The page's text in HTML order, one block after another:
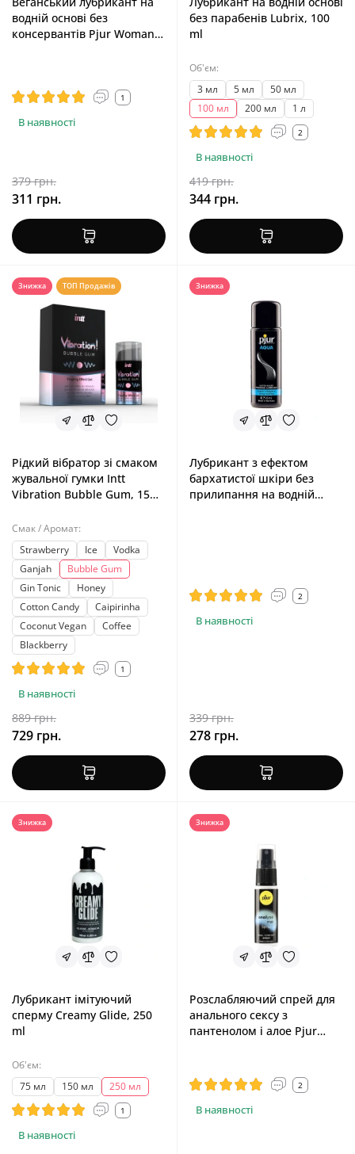
водній основі без
консервантів Pjur Woman
1
В наявності
379 грн.
311 грн.
без парабенів Lubrix, 100
ml
Об'єм:
3 мл
5 мл
50 мл
100 мл
200 мл 1 л
2
В наявності
419 грн.
344 грн.
Знижка ТОП Продажів
Рідкий вібратор зі смаком
жувальної гумки Intt
Vibration Bubble Gum, 15
Смак / Аромат:
Strawberry
Ice
Vodka
Ganjah
Bubble Gum
Gin Tonic
Honey
Cotton Candy
Caipirinha
Coconut Vegan
Coffee
Blackberry
1
В наявності
889 грн.
729 грн.
Знижка
Лубрикант з ефектом
бархатистої шкіри без
прилипання на водній
2
В наявності
339 грн.
278 грн.
Знижка
Лубрикант імітуючий
сперму Creamy Glide, 250
ml
Об'єм:
75 мл
150 мл 250 мл
1
В наявності
Знижка
Розслабляючий спрей для
анального сексу з
пантенолом і алое Pjur
2
В наявності